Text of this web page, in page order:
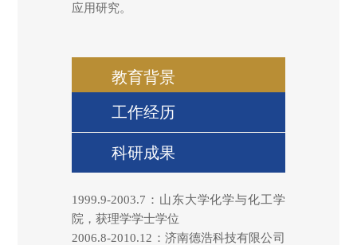
应用研究。
教育背景
工作经历
科研成果
1999.9-2003.7：山东大学化学与化工学
院，获理学学士学位
2006.8-2010.12：济南德浩科技有限公司